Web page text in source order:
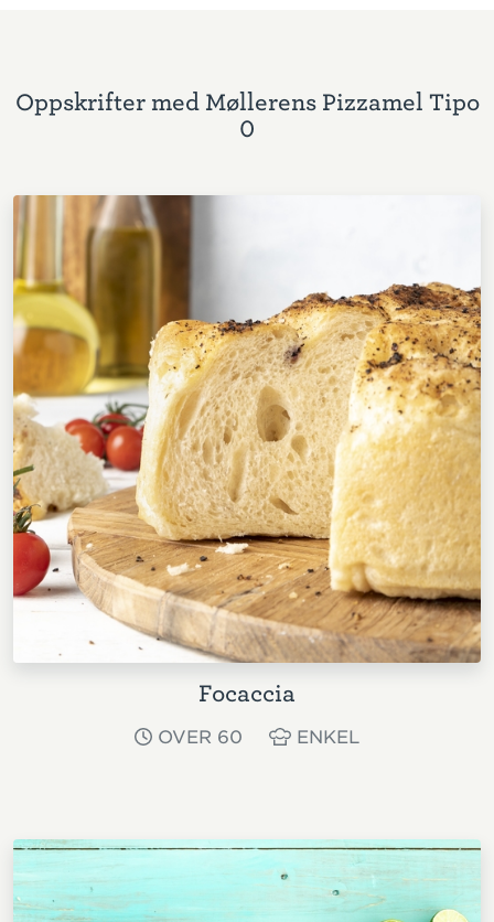
Oppskrifter med Møllerens Pizzamel Tipo
0
Focaccia
OVER 60 ENKEL